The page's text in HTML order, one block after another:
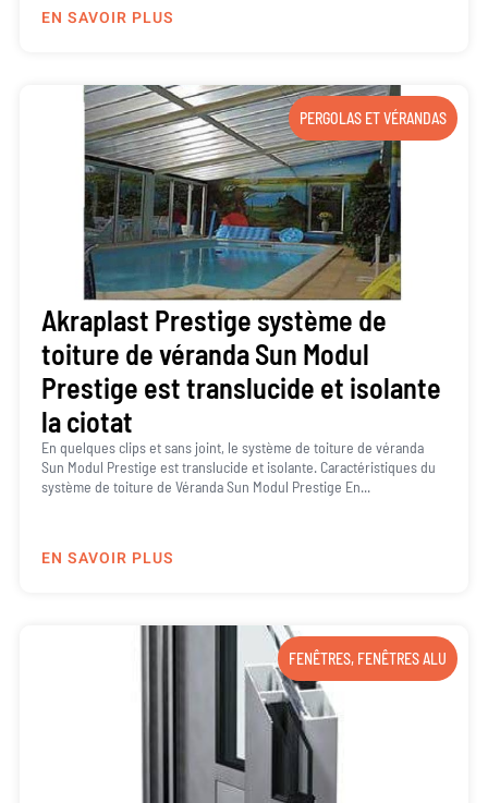
EN SAVOIR PLUS
PERGOLAS ET VÉRANDAS
Akraplast Prestige système de
toiture de véranda Sun Modul
Prestige est translucide et isolante
la ciotat
En quelques clips et sans joint, le système de toiture de véranda
Sun Modul Prestige est translucide et isolante. Caractéristiques du
système de toiture de Véranda Sun Modul Prestige En...
EN SAVOIR PLUS
FENÊTRES, FENÊTRES ALU